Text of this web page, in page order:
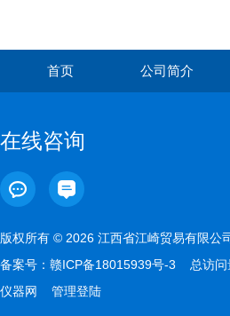
首页 公司简介
在线咨询
版权所有 © 2026 江西省江崎贸易有限
备案号： 赣ICP备18015939号-3 总访问
仪器网
管理登陆